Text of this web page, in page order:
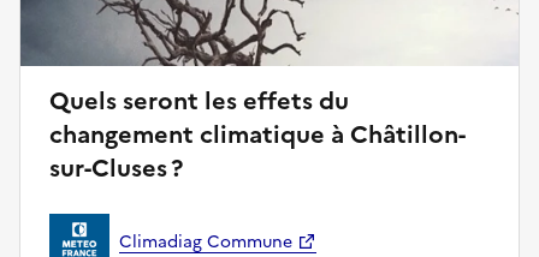
Quels seront les effets du
changement climatique à Châtillon-
sur-Cluses ?
Climadiag Commune